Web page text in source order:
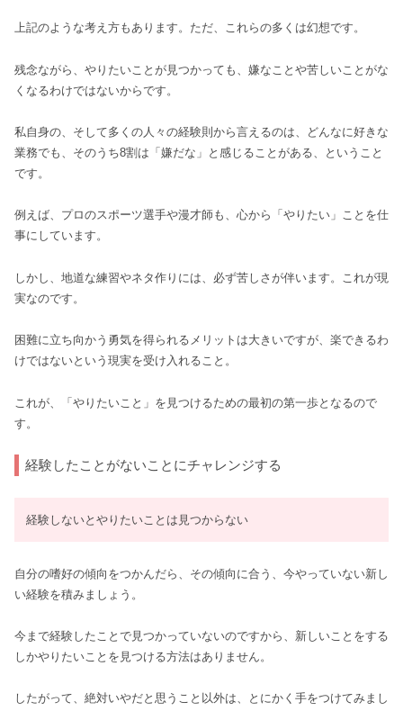
上記のような考え方もあります。ただ、これらの多くは幻想です。
残念ながら、やりたいことが見つかっても、嫌なことや苦しいことがな
くなるわけではないからです。
私自身の、そして多くの人々の経験則から言えるのは、どんなに好きな
業務でも、そのうち8割は「嫌だな」と感じることがある、ということ
です。
例えば、プロのスポーツ選手や漫才師も、心から「やりたい」ことを仕
事にしています。
しかし、地道な練習やネタ作りには、必ず苦しさが伴います。これが現
実なのです。
困難に立ち向かう勇気を得られるメリットは大きいですが、楽できるわ
けではないという現実を受け入れること。
これが、「やりたいこと」を見つけるための最初の第一歩となるので
す。
経験したことがないことにチャレンジする
経験しないとやりたいことは見つからない
自分の嗜好の傾向をつかんだら、その傾向に合う、今やっていない新し
い経験を積みましょう。
今まで経験したことで見つかっていないのですから、新しいことをする
しかやりたいことを見つける方法はありません。
したがって、絶対いやだと思うこと以外は、とにかく手をつけてみまし